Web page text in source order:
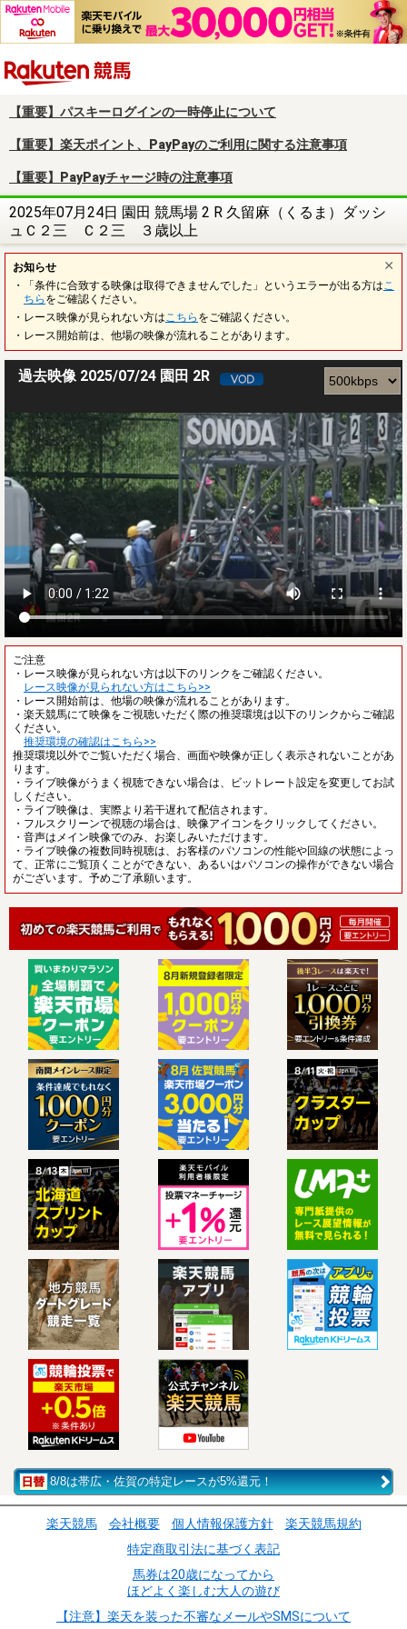
【重要】パスキーログインの一時停止について
【重要】楽天ポイント、PayPayのご利用に関する注意事項
【重要】PayPayチャージ時の注意事項
2025年07月24日 園田 競馬場 2 R 久留麻（くるま）ダッシ
ュＣ２三 Ｃ２三 ３歳以上
お知らせ
・「条件に合致する映像は取得できませんでした」というエラーが出る方は こ
ちら をご確認ください。
・レース映像が見られない方は こちら をご確認ください。
・レース開始前は、他場の映像が流れることがあります。
過去映像 2025/07/24 園田 2R
ご注意
・レース映像が見られない方は以下のリンクをご確認ください。
レース映像が見られない方はこちら>>
・レース開始前は、他場の映像が流れることがあります。
・楽天競馬にて映像をご視聴いただく際の推奨環境は以下のリンクからご確認
ください。
推奨環境の確認はこちら>>
推奨環境以外でご覧いただく場合、画面や映像が正しく表示されないことがあ
ります。
・ライブ映像がうまく視聴できない場合は、ビットレート設定を変更してお試
しください。
・ライブ映像は、実際より若干遅れて配信されます。
・フルスクリーンで視聴の場合は、映像アイコンをクリックしてください。
・音声はメイン映像でのみ、お楽しみいただけます。
・ライブ映像の複数同時視聴は、お客様のパソコンの性能や回線の状態によっ
て、正常にご覧頂くことができない、あるいはパソコンの操作ができない場合
がございます。予めご了承願います。
8/8は帯広・佐賀の特定レースが5%還元！
楽天競馬 会社概要 個人情報保護方針
楽天競馬規約
特定商取引法に基づく表記
馬券は20歳になってから
ほどよく楽しむ大人の遊び
【注意】楽天を装った不審なメールやSMSについて